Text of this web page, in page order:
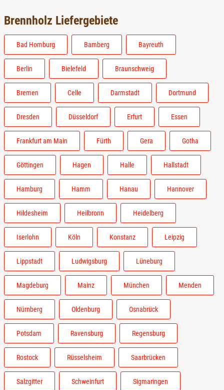
Brennholz Liefergebiete
Bad Homburg Bamberg Bayreuth
Berlin Bielefeld Braunschweig
Bremen Celle Darmstadt Dortmund
Dresden Düsseldorf Erfurt Essen
Frankfurt am Main Fürth Gera Gotha
Göttingen Hagen Halle Hallstadt
Hamburg Hamm Hanau Hannover
Hildesheim Heilbronn Heidelberg
Iserlohn Köln Konstanz Leipzig
Lippstadt Ludwigsburg Lüneburg
Magdeburg Mainz München Menden
Nürnberg Oldenburg Osnabrück
Potsdam Ravensburg Regensburg
Rostock Rüsselsheim Saarbrücken
Salzgitter Schweinfurt Sigmaringen